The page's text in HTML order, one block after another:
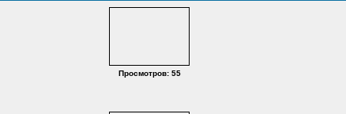
Просмотров: 55